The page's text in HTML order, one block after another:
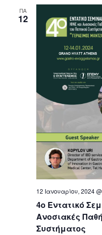
ΠΑ
12
4ο Εντατικό
Ανοσιακές
Συστήματος
12 Ιανουαρίου, 2024